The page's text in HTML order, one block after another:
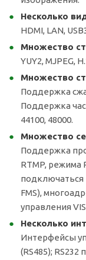
Несколько
HDMI, LAN,
Множество
YUY2, MJPEG,
Множество
Поддержка
Поддержка
44100, 48000.
Множество
Поддержка
RTMP, режима
подключаться
FMS),
управления
Несколько
Интерфейсы
(RS485);